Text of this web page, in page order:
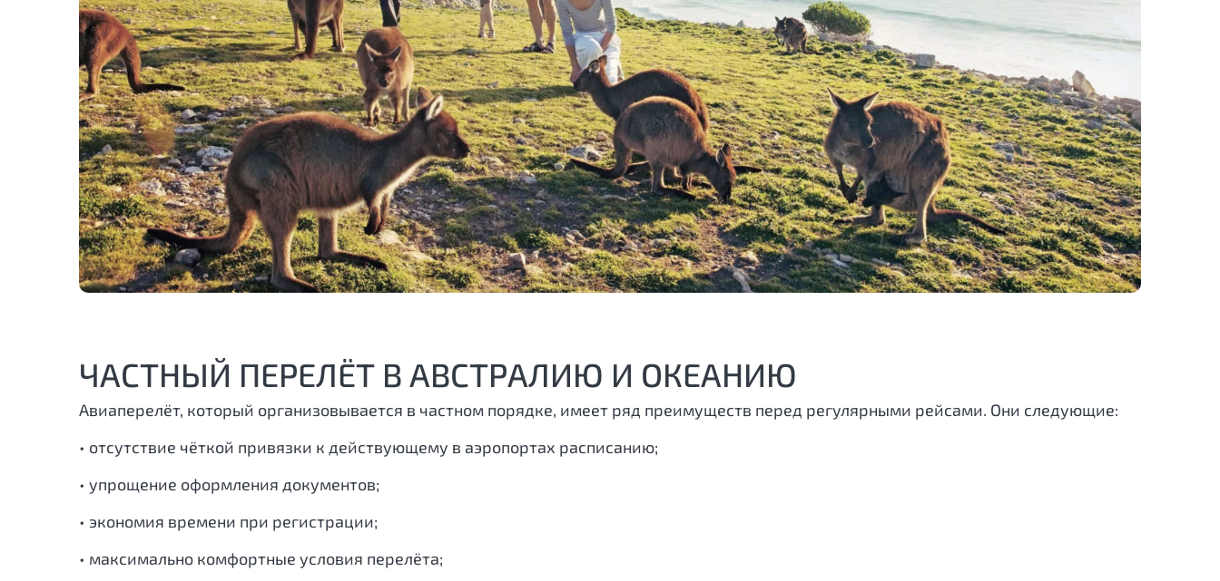
ЧАСТНЫЙ ПЕРЕЛЁТ В АВСТРАЛИЮ И ОКЕАНИЮ
Авиаперелёт, который организовывается в частном порядке, имеет ряд преимуществ перед регулярными рейсами. Они следующие:
• отсутствие чёткой привязки к действующему в аэропортах расписанию;
• упрощение оформления документов;
• экономия времени при регистрации;
• максимально комфортные условия перелёта;